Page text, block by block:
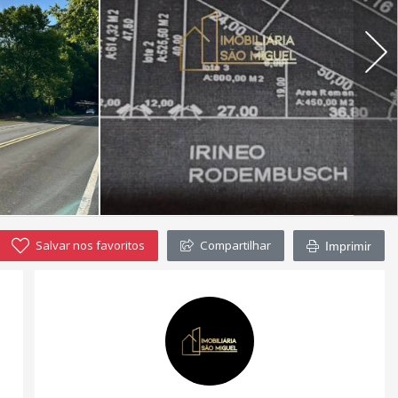
Salvar nos favoritos Compartilhar Imprimir